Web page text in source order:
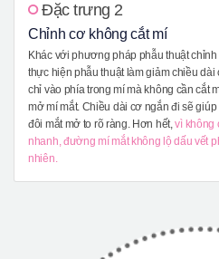
Đặc trưng 2
Chỉnh cơ không cắt mí
Khác với phương pháp phẫu thuật
thực hiện phẫu thuật làm giảm chiều
chỉ vào phía trong mí mà không cần cắt
mở mí mắt. Chiều dài cơ ngắn đi sẽ
đôi mắt mở to rõ ràng. Hơn hết,vì không
nhanh, đường mí mắt không lộ dấu vết
nhiên.